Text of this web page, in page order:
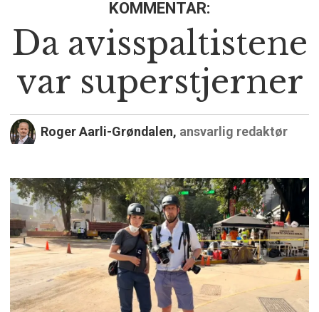
KOMMENTAR:
Da avisspaltistene
var superstjerner
Roger Aarli-Grøndalen, ansvarlig redaktør